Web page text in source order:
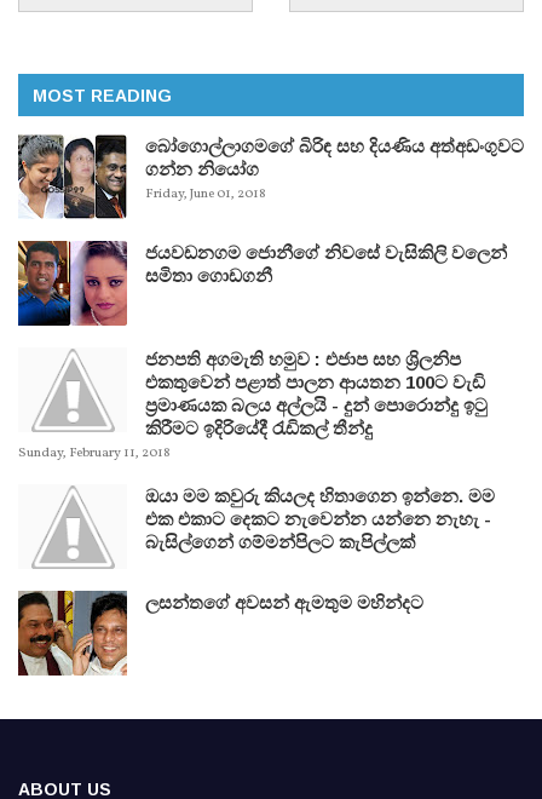
MOST READING
බෝගොල්ලාගමගේ බිරිඳ සහ දියණිය අත්අඩංගුවට
ගන්න නියෝග
Friday, June 01, 2018
ජයවඩනගම ජොනීගේ නිවසේ වැසිකිලි වලෙන්
සමිතා ගොඩගනී
ජනපති අගමැති හමුව : එජාප සහ ශ්‍රිලනිප
එකතුවෙන් පළාත් පාලන ආයතන 100ට වැඩි
ප්‍රමාණයක බලය අල්ලයි - දුන් පොරොන්දු ඉටු
කිරීමට ඉදිරියේදී රැඩිකල් තීන්දු
Sunday, February 11, 2018
ඔයා මම කවුරු කියලද හිතාගෙන ඉන්නෙ. මම
එක එකාට දෙකට නැවෙන්න යන්නෙ නැහැ -
බැසිල්ගෙන් ගම්මන්පිලට කැපිල්ලක්
ලසන්තගේ අවසන් ඇමතුම මහින්දට
ABOUT US